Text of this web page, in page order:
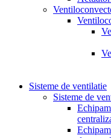
Sisteme de ventilatie
Sisteme de